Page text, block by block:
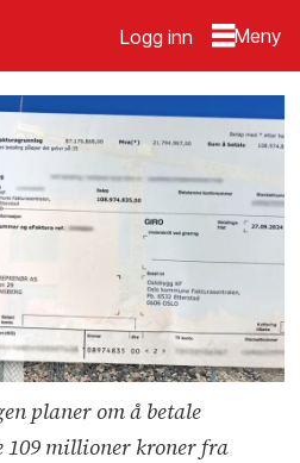
Logg inn
planer om å betale
109 millioner kroner fra